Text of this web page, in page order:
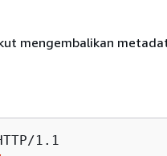
mengembalikan
1.1